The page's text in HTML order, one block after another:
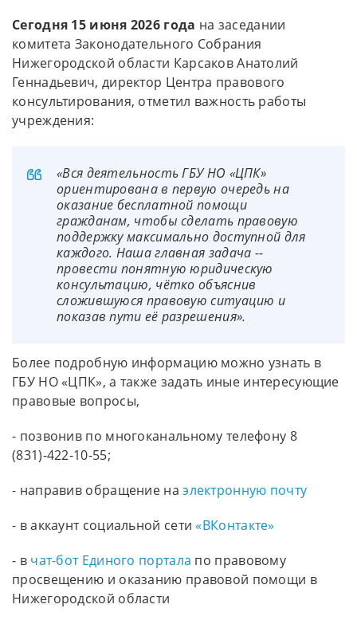
Сегодня 15 июня 2026 года на заседании
комитета Законодательного Собрания
Нижегородской области Карсаков Анатолий
Геннадьевич, директор Центра правового
консультирования, отметил важность работы
учреждения:
«Вся деятельность ГБУ НО «ЦПК»
ориентирована в первую очередь на
оказание бесплатной помощи
гражданам, чтобы сделать правовую
поддержку максимально доступной для
каждого. Наша главная задача --
провести понятную юридическую
консультацию, чётко объяснив
сложившуюся правовую ситуацию и
показав пути её разрешения».
Более подробную информацию можно узнать в
ГБУ НО «ЦПК», а также задать иные интересующие
правовые вопросы,
- позвонив по многоканальному телефону 8
(831)-422-10-55;
- направив обращение наэлектронную почту
- в аккаунт социальной сети«ВКонтакте»
- в чат-бот Единого портала по правовому
просвещению и оказанию правовой помощи в
Нижегородской области